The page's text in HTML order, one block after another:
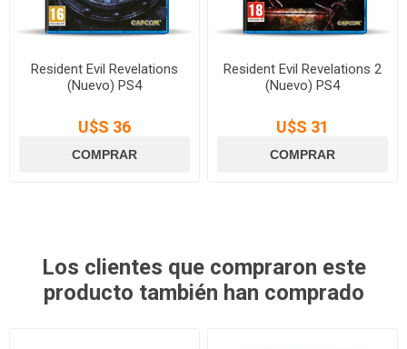
Resident Evil Revelations
(Nuevo) PS4
U$S 36
Resident Evil Revelations 2
(Nuevo) PS4
U$S 31
Los clientes que compraron este
producto también han comprado